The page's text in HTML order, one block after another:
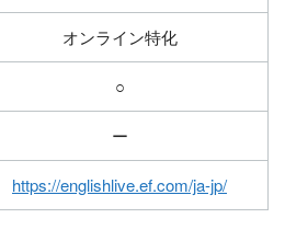
オンライン特化
○
ー
https://englishlive.ef.com/ja-jp/